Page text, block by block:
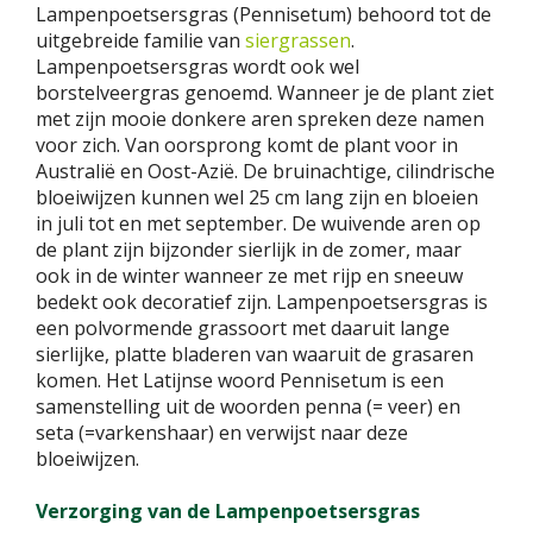
Lampenpoetsersgras (Pennisetum) behoord tot de
uitgebreide familie van siergrassen.
Lampenpoetsersgras wordt ook wel
borstelveergras genoemd. Wanneer je de plant ziet
met zijn mooie donkere aren spreken deze namen
voor zich. Van oorsprong komt de plant voor in
Australië en Oost-Azië. De bruinachtige, cilindrische
bloeiwijzen kunnen wel 25 cm lang zijn en bloeien
in juli tot en met september. De wuivende aren op
de plant zijn bijzonder sierlijk in de zomer, maar
ook in de winter wanneer ze met rijp en sneeuw
bedekt ook decoratief zijn. Lampenpoetsersgras is
een polvormende grassoort met daaruit lange
sierlijke, platte bladeren van waaruit de grasaren
komen. Het Latijnse woord Pennisetum is een
samenstelling uit de woorden penna (= veer) en
seta (=varkenshaar) en verwijst naar deze
bloeiwijzen.
Verzorging van de Lampenpoetsersgras